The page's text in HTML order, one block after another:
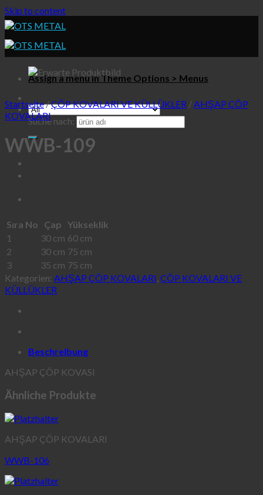
Skip to content
Assign a menu in Theme Options > Menus
Suche nach:
Startseite/ÇÖP KOVALARI VE KÜLLÜKLER /AHŞAP ÇÖP
KOVALARI
WWB-109
Sıra No Çap Yükseklik
1
30 cm 60 cm
2
30 cm 75 cm
3
35 cm 75 cm
Kategorien: AHŞAP ÇÖP KOVALARI ÇÖP KOVALARI VE
KÜLLÜKLER
Beschreibung
AHŞAP ÇÖP KOVASI
Ähnliche Produkte
AHŞAP ÇÖP KOVALARI
WWB-106